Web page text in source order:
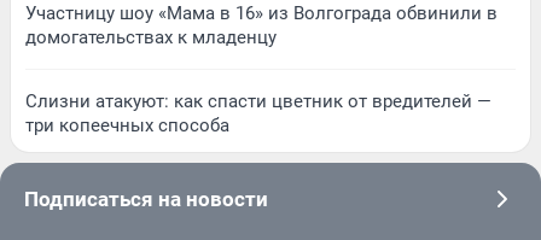
Участницу шоу «Мама в 16» из Волгограда обвинили в
домогательствах к младенцу
Слизни атакуют: как спасти цветник от вредителей —
три копеечных способа
Подписаться на новости